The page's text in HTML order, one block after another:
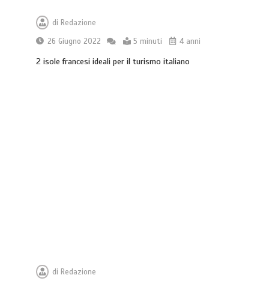
diRedazione
26 Giugno 2022
5 minuti 4 anni
2 isole francesi ideali per il turismo italiano
di Redazione